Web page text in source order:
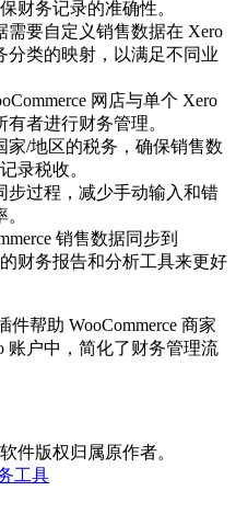
财务记录的准确性。
需要自定义销售数据在 Xero
分类的映射，以满足不同业
网店与单个 Xero
者进行财务管理。
家/地区的税务，确保销售数
录税收。
步过程，减少手动输入和错
销售数据同步到
财务报告和分析工具来更好
件帮助 WooCommerce 商家
账户中，简化了财务管理流
件版权归属原作者。
工具